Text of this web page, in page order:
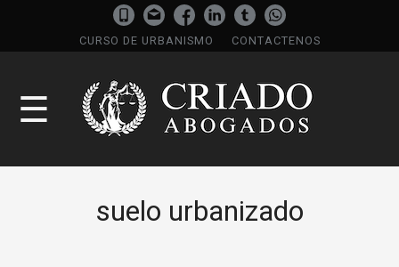
CURSO DE URBANISMO CONTACTENOS
☰
suelo urbanizado